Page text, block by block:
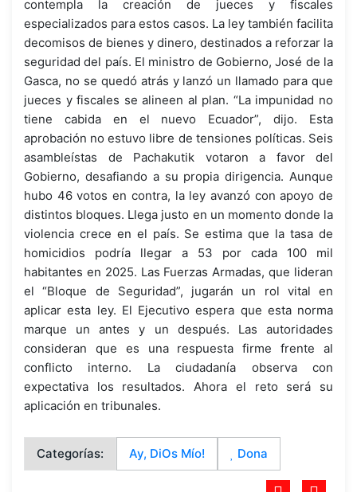
contempla la creación de jueces y fiscales
especializados para estos casos. La ley también facilita
decomisos de bienes y dinero, destinados a reforzar la
seguridad del país. El ministro de Gobierno, José de la
Gasca, no se quedó atrás y lanzó un llamado para que
jueces y fiscales se alineen al plan. “La impunidad no
tiene cabida en el nuevo Ecuador”, dijo. Esta
aprobación no estuvo libre de tensiones políticas. Seis
asambleístas de Pachakutik votaron a favor del
Gobierno, desafiando a su propia dirigencia. Aunque
hubo 46 votos en contra, la ley avanzó con apoyo de
distintos bloques. Llega justo en un momento donde la
violencia crece en el país. Se estima que la tasa de
homicidios podría llegar a 53 por cada 100 mil
habitantes en 2025. Las Fuerzas Armadas, que lideran
el “Bloque de Seguridad”, jugarán un rol vital en
aplicar esta ley. El Ejecutivo espera que esta norma
marque un antes y un después. Las autoridades
consideran que es una respuesta firme frente al
conflicto interno. La ciudadanía observa con
expectativa los resultados. Ahora el reto será su
aplicación en tribunales.
Categorías: Ay, DiOs Mío! Dona